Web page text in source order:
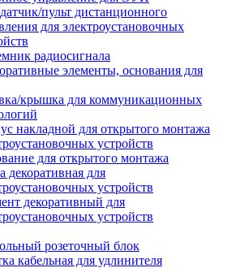
пульт дистанционного
для электроустановочных
радиосигнала
элементы, основания для
крышка для коммуникационных
накладной для открытого монтажа
устройств
для открытого монтажа
декоративная для
устройств
декоративный для
устройств
розеточный блок
кабельная для удлинителя